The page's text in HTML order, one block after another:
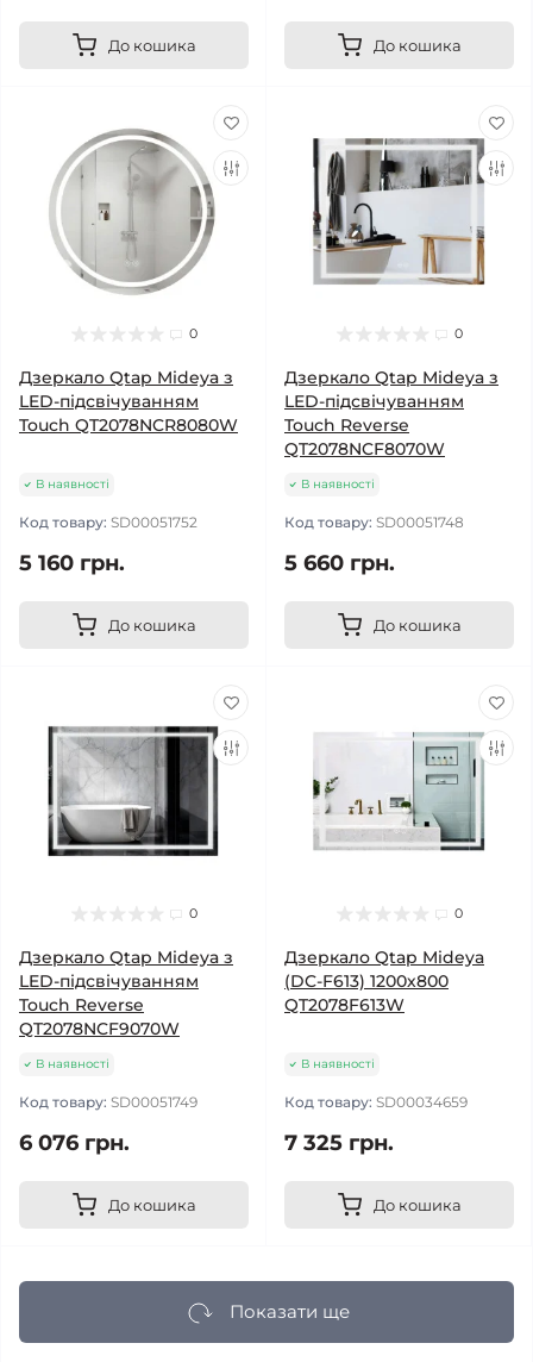
До кошика До кошика
0
Дзеркало Qtap Mideya з
LED-підсвічуванням
Touch QT2078NCR8080W
В наявності
Код товару: SD00051752
5 160 грн.
До кошика
0
Дзеркало Qtap Mideya з
LED-підсвічуванням
Touch Reverse
QT2078NCF8070W
В наявності
Код товару: SD00051748
5 660 грн.
До кошика
0
Дзеркало Qtap Mideya з
LED-підсвічуванням
Touch Reverse
QT2078NCF9070W
В наявності
Код товару: SD00051749
6 076 грн.
До кошика
0
Дзеркало Qtap Mideya
(DC-F613) 1200х800
QT2078F613W
В наявності
Код товару: SD00034659
7 325 грн.
До кошика
Показати ще